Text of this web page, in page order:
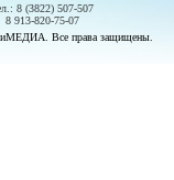
8 (3822) 507-507
8 913-820-75-07
Все права защищены.